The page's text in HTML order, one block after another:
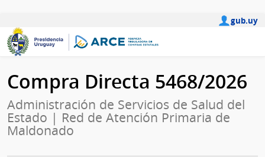
gub.uy
Compra Directa 5468/2026
Administración de Servicios de Salud del
Estado | Red de Atención Primaria de
Maldonado